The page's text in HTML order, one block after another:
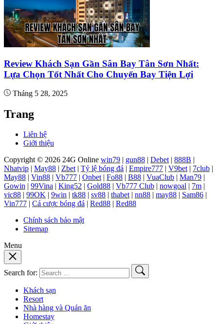
Review Khách Sạn Gần Sân Bay Tân Sơn Nhất:
Lựa Chọn Tốt Nhất Cho Chuyến Bay Tiện Lợi
Tháng 5 28, 2025
Trang
Liên hệ
Giới thiệu
Copyright © 2026 24G Online win79 | gun88 | Debet| 888B |
Nhatvip | May88 | Zbet| Tỷ lệ bóng đá | Empire777 | V9bet| 7club |
May88 | Vin88 | Vb777 | Onbet| Fo88 | B88 | VuaClub | Man79 |
Gowin | 99Vina | King52 | Gold88 | Vb777 Club | nowgoal | 7m |
vic88 | 99OK | 9win | tk88 | sv88 | thabet| nn88 | may88 | Sam86 |
Vin777 | Cá cược bóng đá | Red88 | Red88
Chính sách bảo mật
Sitemap
Menu
Search for:
Khách sạn
Resort
Nhà hàng và Quán ăn
Homestay